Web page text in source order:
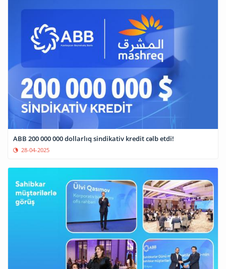
ABB 200 000 000 dollarlıq sindikativ kredit cəlb etdi!
28-04-2025